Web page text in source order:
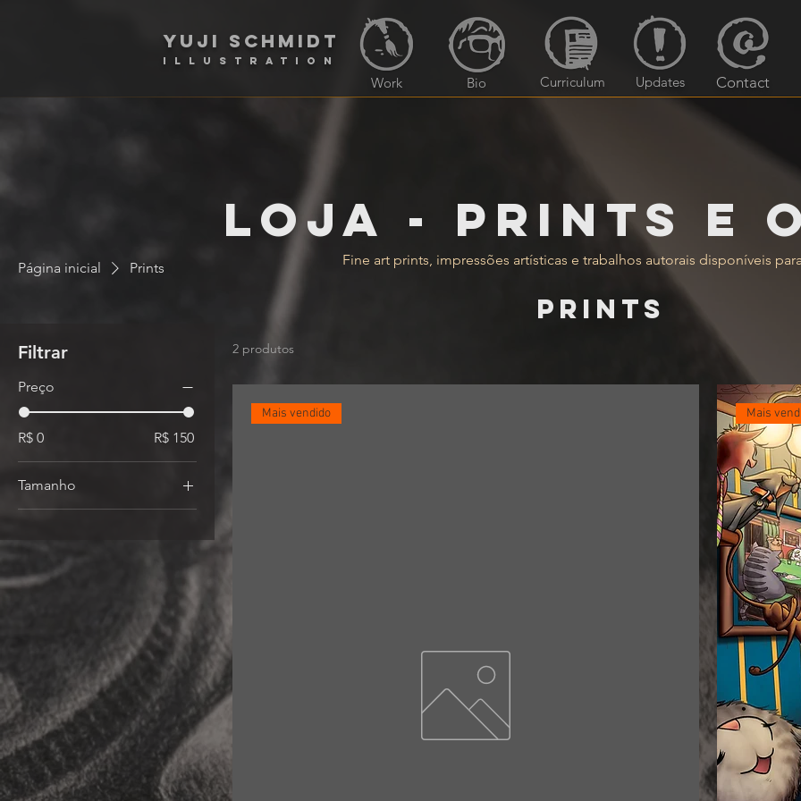
Work Contact
Updates
Curriculum
Bio
yuji schmidt
Illustration
LOJA - prints e
Página inicial Prints
Prints
Filtrar
Preço
R$ 0 R$ 150
Tamanho
A3
2 produtos
Mais vendido Mais
Fine art prints, impressões artísticas e trabalhos autorais disponíveis